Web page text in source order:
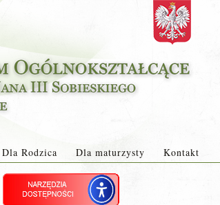
Dla Rodzica Dla maturzysty Kontakt